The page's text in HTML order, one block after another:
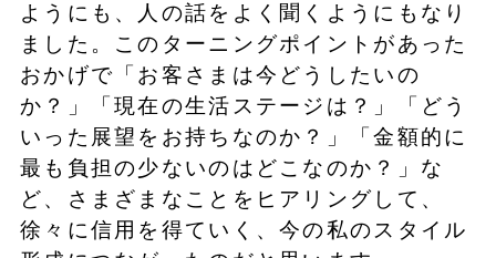
ようにも、人の話をよく聞くようにもなり
ました。このターニングポイントがあった
おかげで「お客さまは今どうしたいの
か？」「現在の生活ステージは？」「どう
いった展望をお持ちなのか？」「金額的に
最も負担の少ないのはどこなのか？」な
ど、さまざまなことをヒアリングして、
徐々に信用を得ていく、今の私のスタイル